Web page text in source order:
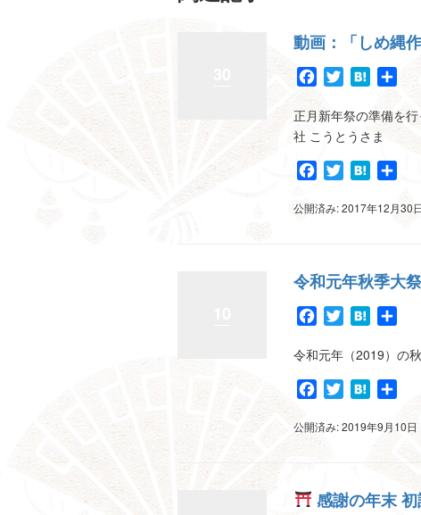
動画：「しめ縄
FacebookTwitterHatena
正月新年祭の準備を
社 こうとうさま
FacebookTwitterHatena
公開済み: 2017年12月30日
令和元年秋季大
FacebookTwitterHatena
令和元年（2019）の
FacebookTwitterHatena
公開済み: 2019年9月10日
感謝の年末